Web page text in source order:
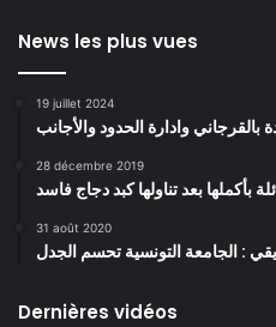
News les plus vues
19 juillet 2024
وادارة الحدود والأجانب
28 décembre 2019
بأكملها بعد تناولها كبد دجاج فاسد
31 août 2020
: الجامعة التونسية تحسم الجدل
Dernières vidéos